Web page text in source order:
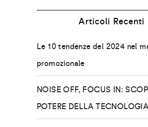
Articoli Recenti
Le 10 tendenze del 2024 nel
promozionale
NOISE OFF, FOCUS IN:
POTERE DELLA